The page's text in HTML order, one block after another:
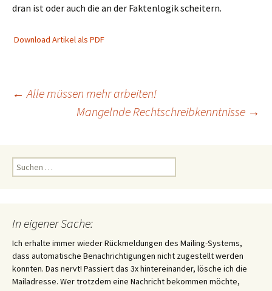
dran ist oder auch die an der Faktenlogik scheitern.
Download Artikel als PDF
Beitragsnavigation
← Alle müssen mehr arbeiten!
Mangelnde Rechtschreibkenntnisse →
Suchen
nach:
In eigener Sache:
Ich erhalte immer wieder Rückmeldungen des Mailing-Systems,
dass automatische Benachrichtigungen nicht zugestellt werden
konnten. Das nervt! Passiert das 3x hintereinander, lösche ich die
Mailadresse. Wer trotzdem eine Nachricht bekommen möchte,